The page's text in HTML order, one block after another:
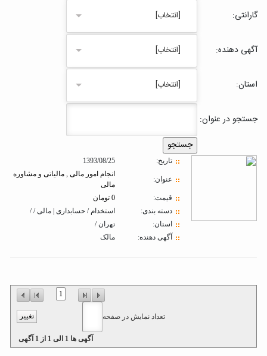
گارانتی: [انتخاب]
آگهی دهنده: [انتخاب]
استان: [انتخاب]
جستجو در عنوان:
تاريخ: 1393/08/25
عنوان:
انجام امور مالی , مالیاتی و مشاوره
مالی
قیمت:
0 تومان
دسته بندی:
استخدام / حسابداری | مالی / /
استان:
تهران /
آگهی دهنده:
مالک
1
تعداد نمایش در صفحه
آگهی ها 1 الی 1 از 1 آگهی